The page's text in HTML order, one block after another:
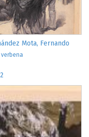
Mota, Fernando
verbena